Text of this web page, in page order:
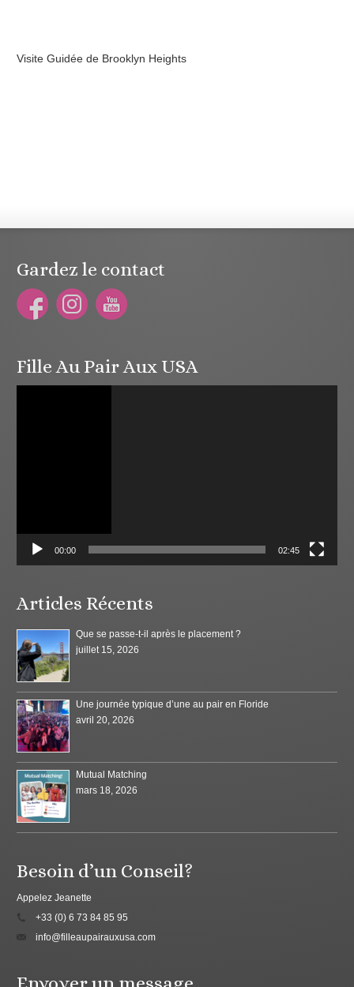
Visite Guidée de Brooklyn Heights
Gardez le contact
Fille Au Pair Aux USA
00:00 02:45
Articles Récents
Que se passe-t-il après le placement ?
juillet 15, 2026
Une journée typique d’une au pair en Floride
avril 20, 2026
Mutual Matching
mars 18, 2026
Besoin d’un Conseil?
Appelez Jeanette
+33 (0) 6 73 84 85 95
info@filleaupairauxusa.com